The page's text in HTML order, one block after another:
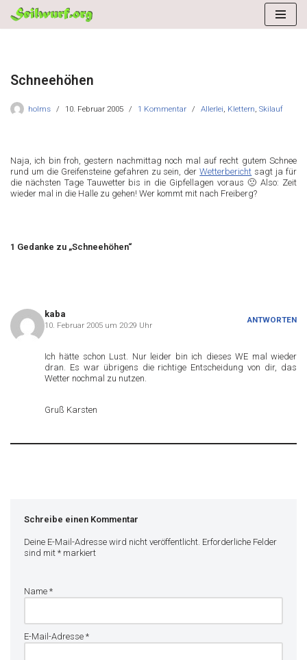
Schneehöhen
holms 10. Februar 2005 1 Kommentar Allerlei, Klettern, Skilauf
Naja, ich bin froh, gestern nachmittag noch mal auf recht gutem Schnee
rund um die Greifensteine gefahren zu sein, derWetterbericht sagt ja für
die nächsten Tage Tauwetter bis in die Gipfellagen voraus 🙁 Also: Zeit
wieder mal in die Halle zu gehen! Wer kommt mit nach Freiberg?
1 Gedanke zu „Schneehöhen“
kaba
10. Februar 2005 um 20:29 Uhr
ANTWORTEN
Ich hätte schon Lust. Nur leider bin ich dieses WE mal wieder
dran. Es war übrigens die richtige Entscheidung von dir, das
Wetter nochmal zu nutzen.
Gruß Karsten
Schreibe einen Kommentar
Deine E-Mail-Adresse wird nicht veröffentlicht. Erforderliche Felder
sind mit * markiert
Name *
E-Mail-Adresse *